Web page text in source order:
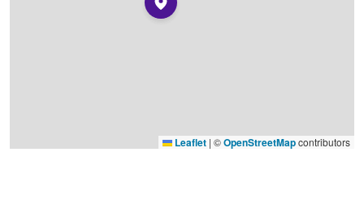
Leaflet | ©OpenStreetMapcontributors